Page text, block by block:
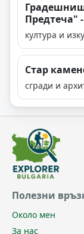
Предтеча"
култура и
Стар
сгради и
Полезни
Около мен
За нас